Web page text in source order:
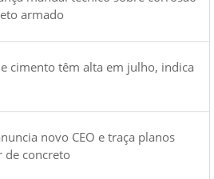
armado
cimento têm alta em julho, indica
novo CEO e traça planos
de concreto